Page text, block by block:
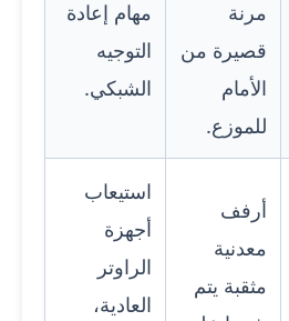
مرنة
قصيرة من
الأمام
للموزع.
مهام إعادة
التوجيه
الشبكي.
أرفف
معدنية
مثقبة يتم
استيعاب
أجهزة
الراوتر
العادية،